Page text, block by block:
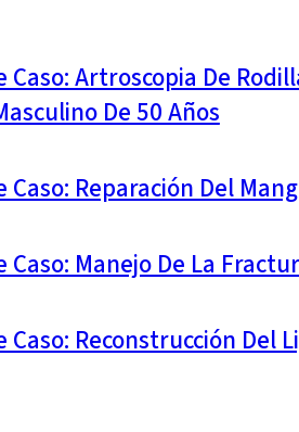
Caso: Artroscopia De
De 50 Años
Caso: Reparación Del
Caso: Manejo De La
Caso: Reconstrucción